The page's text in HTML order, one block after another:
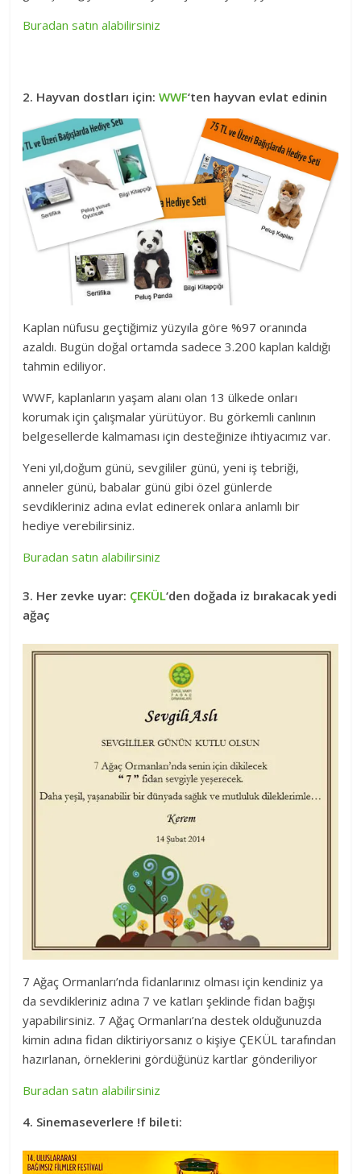
Buradan satın alabilirsiniz
2. Hayvan dostları için:WWF‘ten hayvan evlat edinin
Kaplan nüfusu geçtiğimiz yüzyıla göre %97 oranında
azaldı. Bugün doğal ortamda sadece 3.200 kaplan kaldığı
tahmin ediliyor.
WWF, kaplanların yaşam alanı olan 13 ülkede onları
korumak için çalışmalar yürütüyor. Bu görkemli canlının
belgesellerde kalmaması için desteğinize ihtiyacımız var.
Yeni yıl,doğum günü, sevgililer günü, yeni iş tebriği,
anneler günü, babalar günü gibi özel günlerde
sevdikleriniz adına evlat edinerek onlara anlamlı bir
hediye verebilirsiniz.
Buradan satın alabilirsiniz
3. Her zevke uyar: ÇEKÜL‘den doğada iz bırakacak yedi
ağaç
7 Ağaç Ormanları’nda fidanlarınız olması için kendiniz ya
da sevdikleriniz adına 7 ve katları şeklinde fidan bağışı
yapabilirsiniz. 7 Ağaç Ormanları’na destek olduğunuzda
kimin adına fidan diktiriyorsanız o kişiye ÇEKÜL tarafından
hazırlanan, örneklerini gördüğünüz kartlar gönderiliyor
Buradan satın alabilirsiniz
4. Sinemaseverlere !f bileti: